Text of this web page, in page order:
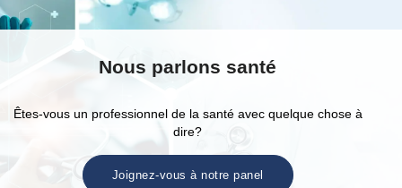
Nous parlons santé
Êtes-vous un professionnel de la santé avec quelque chose à
dire?
Joignez-vous à notre panel